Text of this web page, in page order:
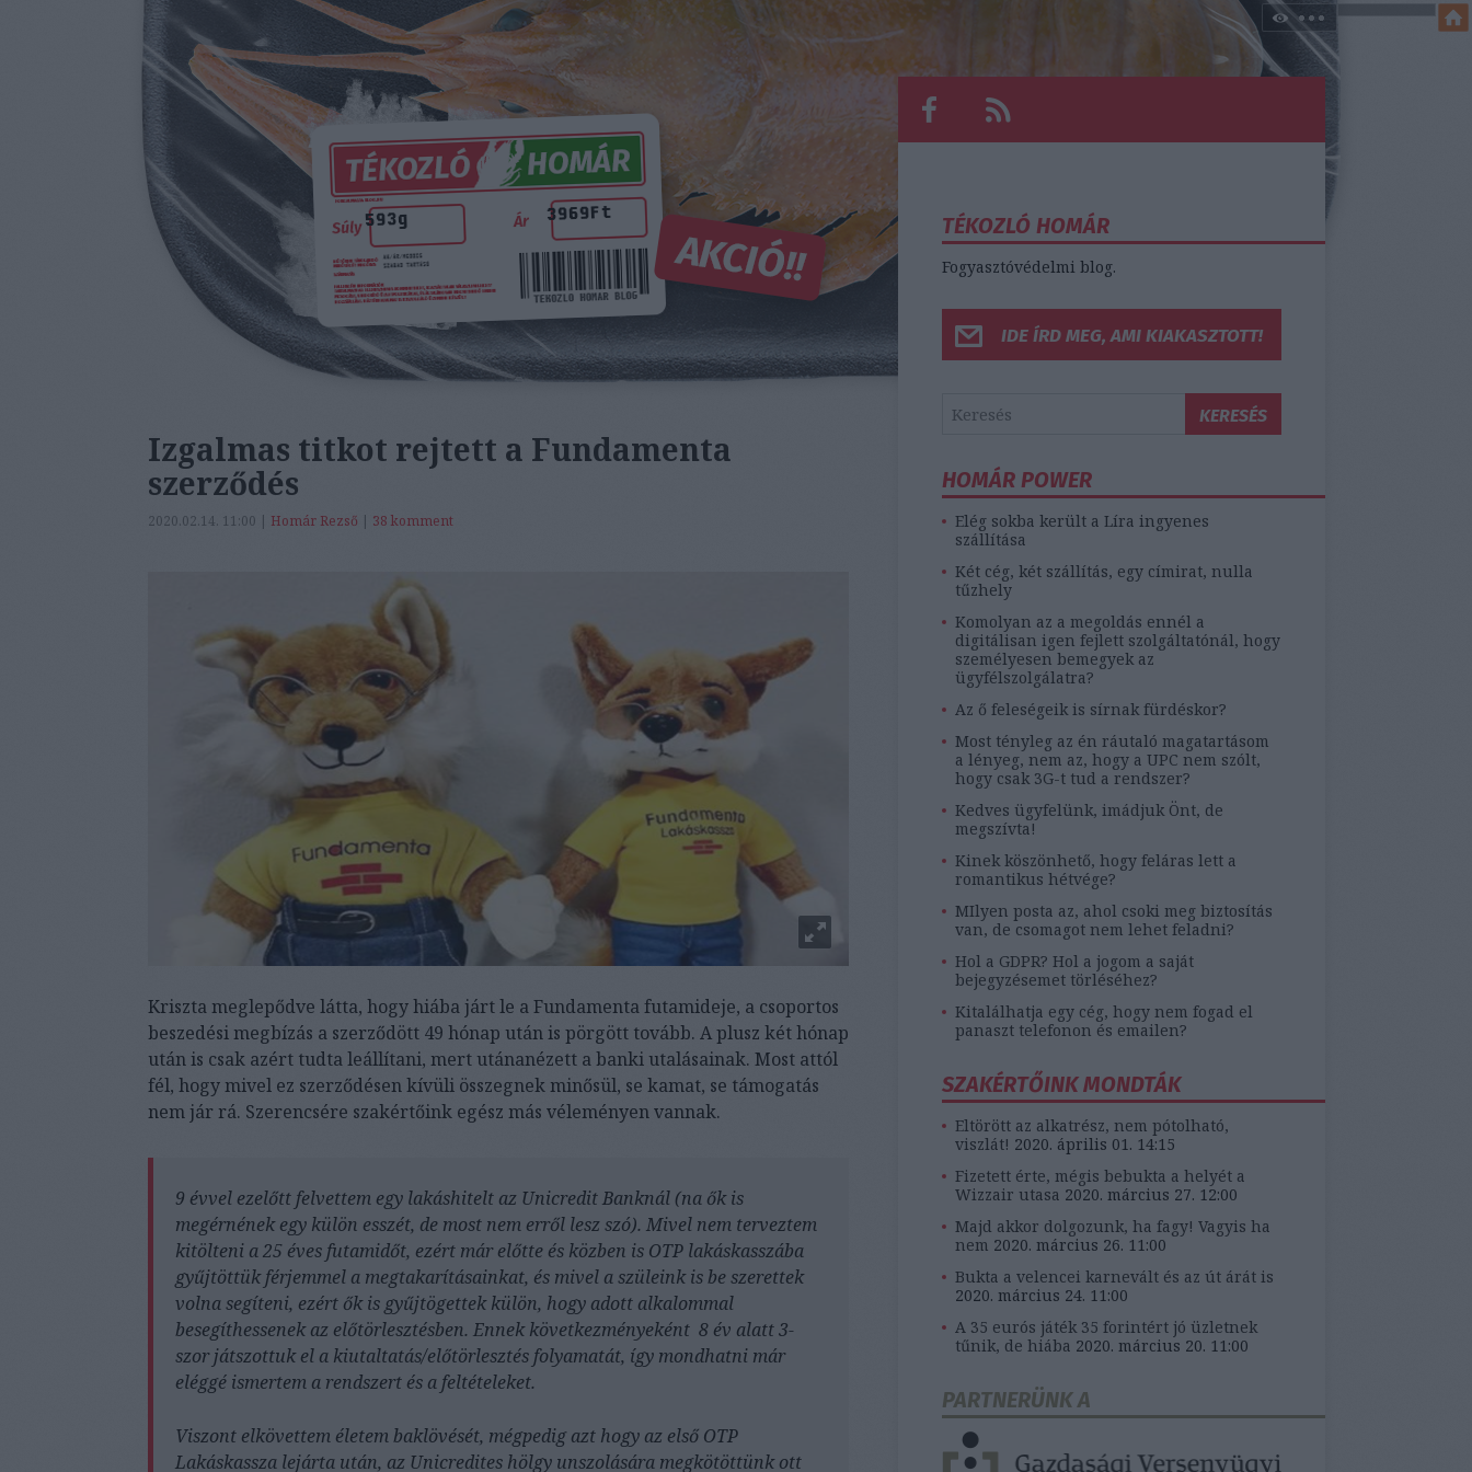
Izgalmas titkot rejtett a Fundamenta
szerződés
2020.02.14. 11:00 | Homár Rezső | 38 komment
Kriszta meglepődve látta, hogy hiába járt le a Fundamenta futamideje, a csoportos
beszedési megbízás a szerződött 49 hónap után is pörgött tovább. A plusz két hónap
után is csak azért tudta leállítani, mert utánanézett a banki utalásainak. Most attól
fél, hogy mivel ez szerződésen kívüli összegnek minősül, se kamat, se támogatás
nem jár rá. Szerencsére szakértőink egész más véleményen vannak.
9 évvel ezelőtt felvettem egy lakáshitelt az Unicredit Banknál (na ők is
megérnének egy külön esszét, de most nem erről lesz szó). Mivel nem terveztem
kitölteni a 25 éves futamidőt, ezért már előtte és közben is OTP lakáskasszába
gyűjtöttük férjemmel a megtakarításainkat, és mivel a szüleink is be szerettek
volna segíteni, ezért ők is gyűjtögettek külön, hogy adott alkalommal
besegíthessenek az előtörlesztésben. Ennek következményeként 8 év alatt 3-
szor játszottuk el a kiutaltatás/előtörlesztés folyamatát, így mondhatni már
eléggé ismertem a rendszert és a feltételeket.
Viszont elkövettem életem baklövését, mégpedig azt hogy az első OTP
Lakáskassza lejárta után, az Unicredites hölgy unszolására megkötöttünk ott
TÉKOZLÓ HOMÁR
Fogyasztóvédelmi blog.
IDE ÍRD MEG, AMI KIAKASZTOTT!
HOMÁR POWER
Elég sokba került a Líra ingyenes
szállítása
Két cég, két szállítás, egy címirat, nulla
tűzhely
Komolyan az a megoldás ennél a
digitálisan igen fejlett szolgáltatónál, hogy
személyesen bemegyek az
ügyfélszolgálatra?
Az ő feleségeik is sírnak fürdéskor?
Most tényleg az én ráutaló magatartásom
a lényeg, nem az, hogy a UPC nem szólt,
hogy csak 3G-t tud a rendszer?
Kedves ügyfelünk, imádjuk Önt, de
megszívta!
Kinek köszönhető, hogy feláras lett a
romantikus hétvége?
MIlyen posta az, ahol csoki meg biztosítás
van, de csomagot nem lehet feladni?
Hol a GDPR? Hol a jogom a saját
bejegyzésemet törléséhez?
Kitalálhatja egy cég, hogy nem fogad el
panaszt telefonon és emailen?
SZAKÉRTŐINK MONDTÁK
Eltörött az alkatrész, nem pótolható,
viszlát! 2020. április 01. 14:15
Fizetett érte, mégis bebukta a helyét a
Wizzair utasa 2020. március 27. 12:00
Majd akkor dolgozunk, ha fagy! Vagyis ha
nem 2020. március 26. 11:00
Bukta a velencei karnevált és az út árát is
2020. március 24. 11:00
A 35 eurós játék 35 forintért jó üzletnek
tűnik, de hiába 2020. március 20. 11:00
PARTNERÜNK A